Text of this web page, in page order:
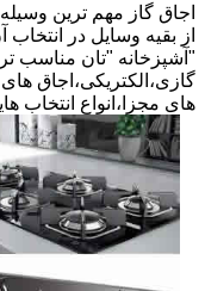
اجاق گاز مهم ترین
از بقیه وسایل در
"آشپزخانه "تان مناسب
گازی،الکتریکی،اجاق
های مجزا،انواع انتخاب